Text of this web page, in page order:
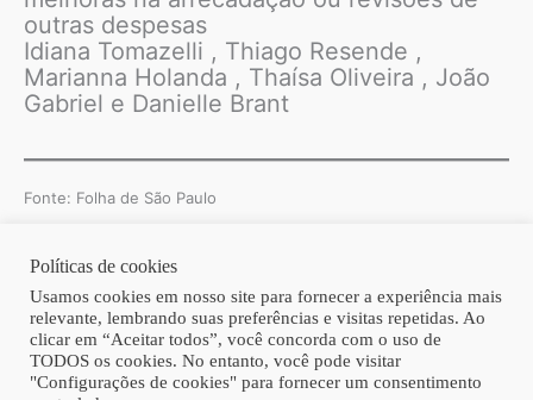
outras despesas
Idiana Tomazelli , Thiago Resende ,
Marianna Holanda , Thaísa Oliveira , João
Gabriel e Danielle Brant
Fonte: Folha de São Paulo
Copyright © 2026 | Homero Costa Advogados
Políticas de cookies
Usamos cookies em nosso site para fornecer a experiência mais
relevante, lembrando suas preferências e visitas repetidas. Ao
clicar em “Aceitar todos”, você concorda com o uso de
TODOS os cookies. No entanto, você pode visitar
"Configurações de cookies" para fornecer um consentimento